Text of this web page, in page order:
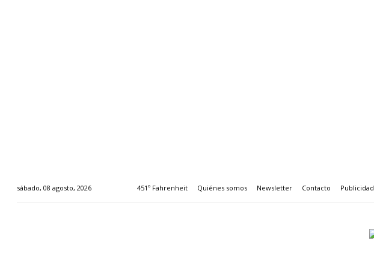
sábado, 08 agosto, 2026 451º Fahrenheit Quiénes somos Newsletter Contacto Publicidad